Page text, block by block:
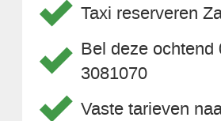
Taxi reserveren
Bel deze ochtend
3081070
Vaste tarieven